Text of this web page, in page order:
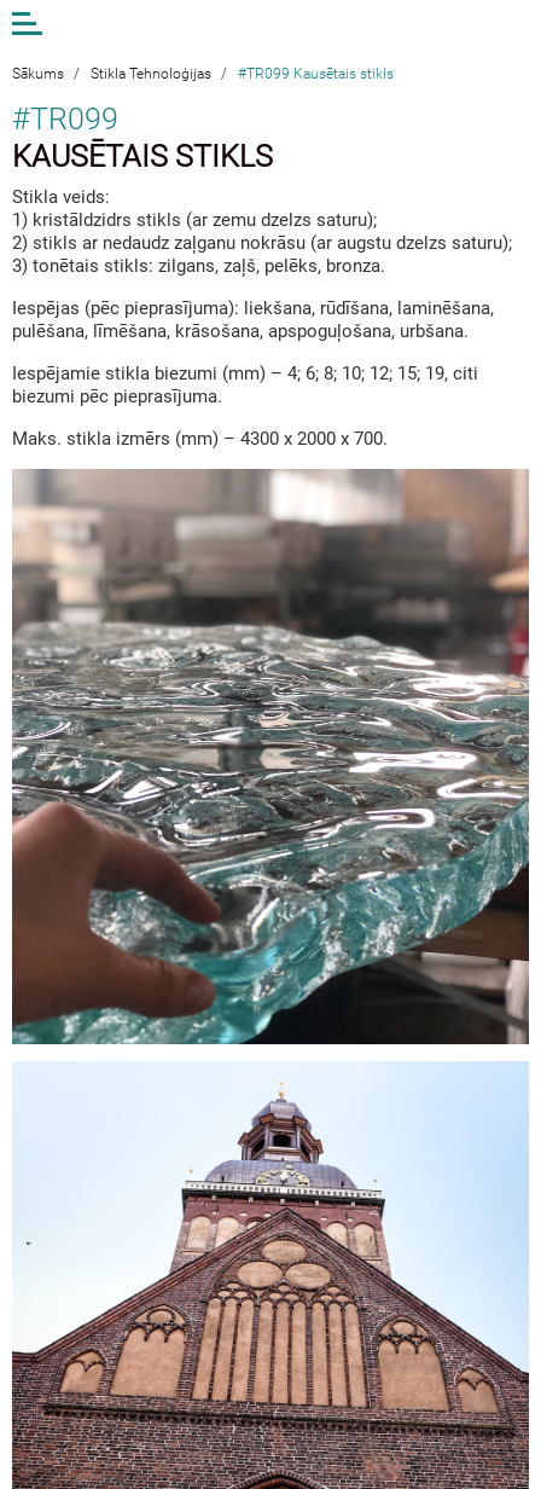
EN LV DE
AM STUDIO
DARBI
KONTAKTI
ANDA MUNKEVICA
E-VEIKALS
STIKLS EKSTERJERĀ
DIZAINS UN MĀKSLA
STIKLA TEHNOLOĢIJAS
PARAUGI
+371 67 455 145
info@amstudio.lv
FACEBOOK
PINTEREST
INSTAGRAM
Privātuma Politika
Open
or
the
Sākums / Stikla Tehnoloģijas / #TR099 Kausētais stikls
#TR099
KAUSĒTAIS STIKLS
Stikla veids:
1) kristāldzidrs stikls (ar zemu dzelzs saturu);
2) stikls ar nedaudz zaļganu nokrāsu (ar augstu dzelzs saturu);
3) tonētais stikls: zilgans, zaļš, pelēks, bronza.
Iespējas (pēc pieprasījuma): liekšana, rūdīšana, laminēšana,
pulēšana, līmēšana, krāsošana, apspoguļošana, urbšana.
Iespējamie stikla biezumi (mm) – 4; 6; 8; 10; 12; 15; 19, citi
biezumi pēc pieprasījuma.
Maks. stikla izmērs (mm) – 4300 x 2000 x 700.